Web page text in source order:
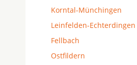
Korntal-Münchingen
Leinfelden-Echterdingen
Fellbach
Ostfildern